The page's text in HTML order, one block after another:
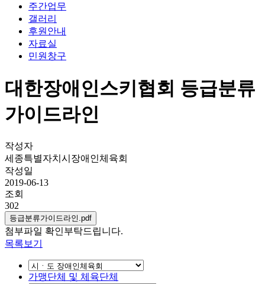
주간업무
갤러리
후원안내
자료실
민원창구
대한장애인스키협회 등급분류
가이드라인
작성자
세종특별자치시장애인체육회
작성일
2019-06-13
조회
302
등급분류가이드라인.pdf
첨부파일 확인부탁드립니다.
목록보기
가맹단체 및 체육단체